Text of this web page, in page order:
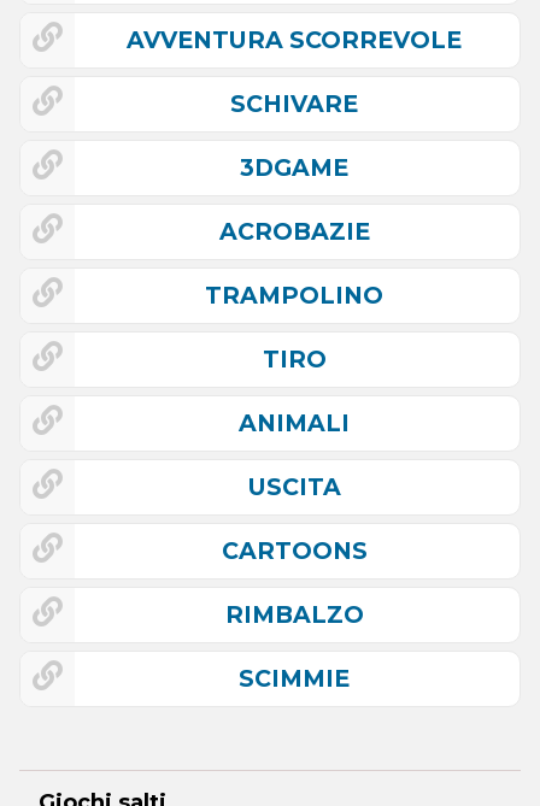
AVVENTURA SCORREVOLE
SCHIVARE
3DGAME
ACROBAZIE
TRAMPOLINO
TIRO
ANIMALI
USCITA
CARTOONS
RIMBALZO
SCIMMIE